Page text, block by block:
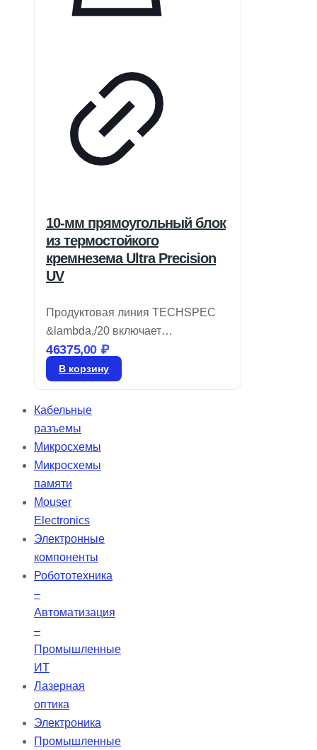
10-мм прямоугольный блок
из термостойкого
кремнезема Ultra Precision
UV
Продуктовая линия TECHSPEC
&lambda,/20 включает
прямоугольные призмы из
ультрафиолетового плавленого
высокой плоскостностью
46375,00 ₽
В корзину
Кабельные
разъемы
Микросхемы
Микросхемы
памяти
Mouser
Electronics
Электронные
компоненты
Робототехника
–
Автоматизация
–
Промышленные
ИТ
Лазерная
оптика
Электроника
Промышленные